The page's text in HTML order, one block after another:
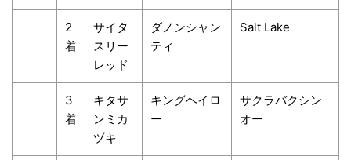
2
着
サイタ
スリー
レッド
ダノンシャン
ティ
Salt Lake
3
着
キタサ
ンミカ
ヅキ
キングヘイロ
ー
サクラバクシン
オー